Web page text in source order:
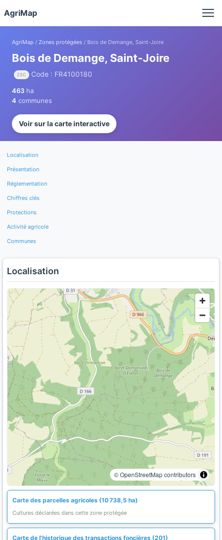
AgriMap
AgriMap / Zones protégées / Bois de Demange, Saint-Joire
Bois de Demange, Saint-Joire
ZSC Code : FR4100180
463 ha
4 communes
Voir sur la carte interactive
Localisation
Présentation
Réglementation
Chiffres clés
Protections
Activité agricole
Communes
Localisation
© OpenStreetMap contributors
Carte des parcelles agricoles (10 738,5 ha)
Cultures déclarées dans cette zone protégée
Carte de l'historique des transactions foncières (201)